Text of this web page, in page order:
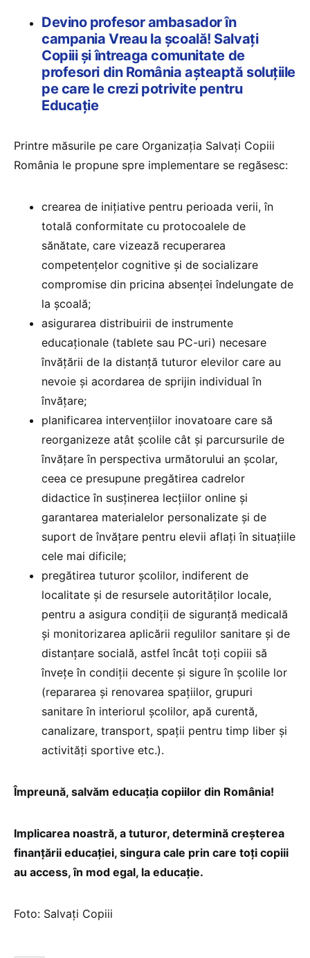
Devino profesor ambasador în
campania Vreau la școală! Salvați
Copiii și întreaga comunitate de
profesori din România așteaptă soluțiile
pe care le crezi potrivite pentru
Educație
Printre măsurile pe care Organizaţia Salvaţi Copiii
România le propune spre implementare se regăsesc:
crearea de inițiative pentru perioada verii, în
totală conformitate cu protocoalele de
sănătate, care vizează recuperarea
competențelor cognitive și de socializare
compromise din pricina absenței îndelungate de
la școală;
asigurarea distribuirii de instrumente
educaționale (tablete sau PC-uri) necesare
învățării de la distanță tuturor elevilor care au
nevoie și acordarea de sprijin individual în
învățare;
planificarea intervențiilor inovatoare care să
reorganizeze atât școlile cât și parcursurile de
învățare în perspectiva următorului an școlar,
ceea ce presupune pregătirea cadrelor
didactice în susținerea lecțiilor online și
garantarea materialelor personalizate și de
suport de învățare pentru elevii aflați în situațiile
cele mai dificile;
pregătirea tuturor școlilor, indiferent de
localitate și de resursele autorităților locale,
pentru a asigura condiții de siguranță medicală
și monitorizarea aplicării regulilor sanitare și de
distanțare socială, astfel încât toți copiii să
învețe în condiții decente și sigure în școlile lor
(repararea și renovarea spațiilor, grupuri
sanitare în interiorul școlilor, apă curentă,
canalizare, transport, spații pentru timp liber și
activități sportive etc.).
Împreună, salvăm educaţia copiilor din România!
Implicarea noastră, a tuturor, determină creşterea
finanţării educaţiei, singura cale prin care toţi copiii
au access, în mod egal, la educaţie.
Foto: Salvați Copiii